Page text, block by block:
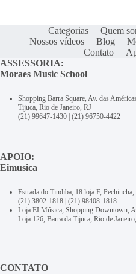
Categorias Quem
Nossos vídeos
Blog
Contato
ASSESSORIA:
Moraes Music School
Shopping Barra Square, Av. das
Tijuca, Rio de Janeiro, RJ
(21) 99647-1430 | (21) 96750-4422
APOIO:
Eimusica
Estrada do Tindiba, 18 loja F,
(21) 3802-1818 | (21) 98408-1818
Loja EI Música, Shopping Downtown,
Loja 126, Barra da Tijuca, Rio de
CONTATO